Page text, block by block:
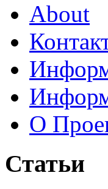
About
О
Статьи